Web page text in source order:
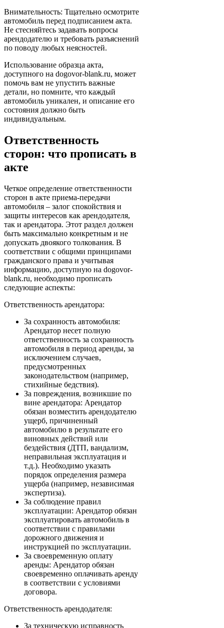
Внимательность: Тщательно осмотрите
автомобиль перед подписанием акта.
Не стесняйтесь задавать вопросы
арендодателю и требовать разъяснений
по поводу любых неясностей.
Использование образца акта,
доступного на dogovor-blank.ru, может
помочь вам не упустить важные
детали, но помните, что каждый
автомобиль уникален, и описание его
состояния должно быть
индивидуальным.
Ответственность
сторон: что прописать в
акте
Четкое определение ответственности
сторон в акте приема-передачи
автомобиля – залог спокойствия и
защиты интересов как арендодателя,
так и арендатора. Этот раздел должен
быть максимально конкретным и не
допускать двоякого толкования. В
соответствии с общими принципами
гражданского права и учитывая
информацию, доступную на dogovor-
blank.ru, необходимо прописать
следующие аспекты:
Ответственность арендатора:
За сохранность автомобиля:
Арендатор несет полную
ответственность за сохранность
автомобиля в период аренды, за
исключением случаев,
предусмотренных
законодательством (например,
стихийные бедствия).
За повреждения, возникшие по
вине арендатора: Арендатор
обязан возместить арендодателю
ущерб, причиненный
автомобилю в результате его
виновных действий или
бездействия (ДТП, вандализм,
неправильная эксплуатация и
т.д.). Необходимо указать
порядок определения размера
ущерба (например, независимая
экспертиза).
За соблюдение правил
эксплуатации: Арендатор обязан
эксплуатировать автомобиль в
соответствии с правилами
дорожного движения и
инструкцией по эксплуатации.
За своевременную оплату
аренды: Арендатор обязан
своевременно оплачивать аренду
в соответствии с условиями
договора.
Ответственность арендодателя:
За техническую исправность